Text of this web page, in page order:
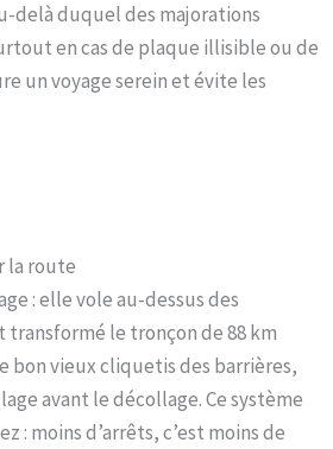
delà duquel des majorations
en cas de plaque illisible ou de
un voyage serein et évite les
la route
: elle vole au-dessus des
transformé le tronçon de 88 km
bon vieux cliquetis des barrières,
avant le décollage. Ce système
moins d’arrêts, c’est moins de